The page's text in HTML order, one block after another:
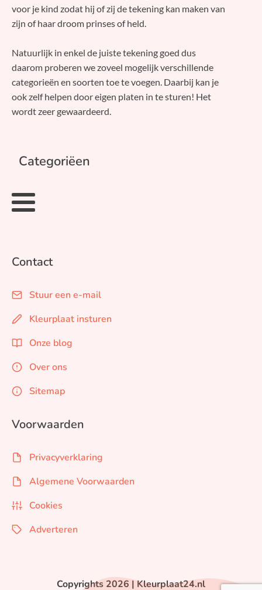
voor je kind zodat hij of zij de tekening kan maken van
zijn of haar droom prinses of held.
Natuurlijk in enkel de juiste tekening goed dus
daarom proberen we zoveel mogelijk verschillende
categorieën en soorten toe te voegen. Daarbij kan je
ook zelf helpen door eigen platen in te sturen! Het
wordt zeer gewaardeerd.
Categoriëen
Contact
Stuur een e-mail
Kleurplaat insturen
Onze blog
Over ons
Sitemap
Voorwaarden
Privacyverklaring
Algemene Voorwaarden
Cookies
Adverteren
Copyrights 2026 | Kleurplaat24.nl